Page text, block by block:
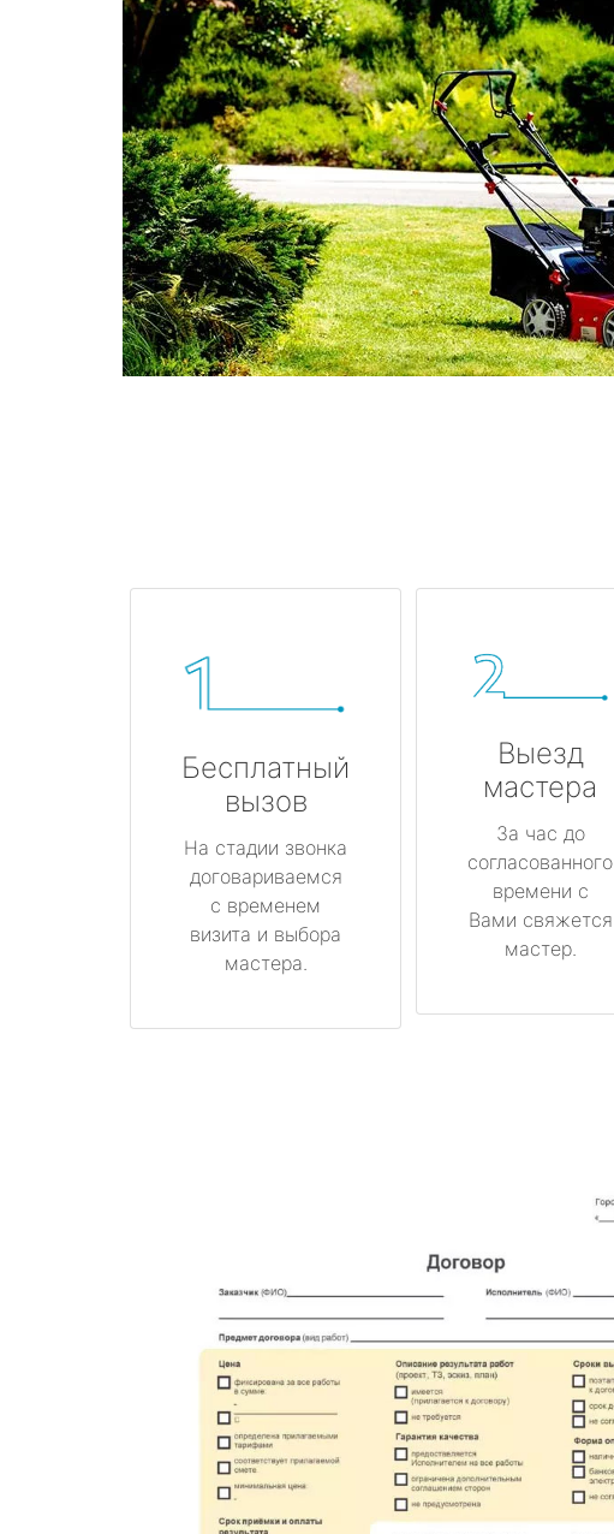
Бесплатный
вызов
На стадии звонка
договариваемся
с временем
визита и выбора
мастера.
Выезд
мастера
За час до
согласованного
времени с
Вами свяжется
мастер.